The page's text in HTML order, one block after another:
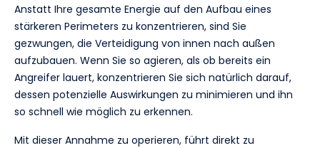
Anstatt Ihre gesamte Energie auf den Aufbau eines
stärkeren Perimeters zu konzentrieren, sind Sie
gezwungen, die Verteidigung von innen nach außen
aufzubauen. Wenn Sie so agieren, als ob bereits ein
Angreifer lauert, konzentrieren Sie sich natürlich darauf,
dessen potenzielle Auswirkungen zu minimieren und ihn
so schnell wie möglich zu erkennen.
Mit dieser Annahme zu operieren, führt direkt zu